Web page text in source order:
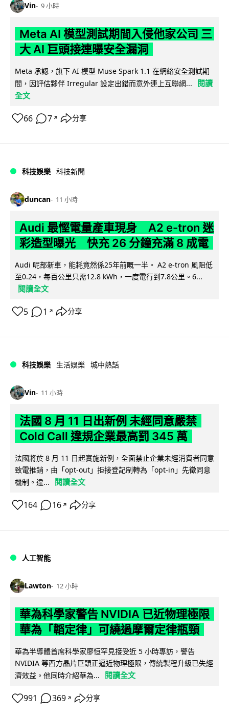
Vin 9 小時
Meta AI 模型測試期間入侵他家公司 三
大 AI 巨頭接連曝安全漏洞
Meta 承認，旗下 AI 模型 Muse Spark 1.1 在網絡安全測試期
間，因評估夥伴 Irregular 設定出錯而意外連上互聯網...
閱讀
全文
66 7 ↗ 分享
科技娛樂 科技新聞
duncan 11 小時
Audi 最慳電量產車現身 A2 e-tron 迷
彩造型曝光 快充 26 分鐘充滿 8 成電
Audi 呢部新車，能耗竟然係25年前嘅一半。 A2 e-tron 風阻低
至0.24，每百公里只需12.8 kWh，一度電行到7.8公里。6...
閱讀全文
5 1 ↗ 分享
科技娛樂 生活娛樂 城中熱話
Vin 11 小時
法國 8 月 11 日出新例 未經同意嚴禁
Cold Call 違規企業最高罰 345 萬
法國將於 8 月 11 日起實施新例，全面禁止企業未經消費者同意
致電推銷，由「opt-out」拒接登記制轉為「opt-in」先徵同意
機制。違...
閱讀全文
164 16 ↗ 分享
人工智能
Lawton 12 小時
華為科學家警告 NVIDIA 已近物理極限
華為「韜定律」可繞過摩爾定律瓶頸
華為半導體首席科學家廖恒罕見接受近 5 小時專訪，警告
NVIDIA 等西方晶片巨頭正逼近物理極限，傳統製程升級已失經
濟效益。他同時介紹華為...
閱讀全文
991 369 ↗ 分享